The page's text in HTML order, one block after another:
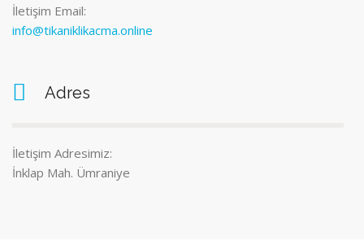
İletişim Email:
info@tikaniklikacma.online
Adres
İletişim Adresimiz:
İnklap Mah. Ümraniye